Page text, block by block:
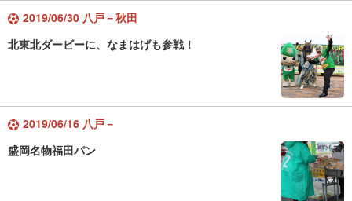
2019/06/30 八戸－秋田
北東北ダービーに、なまはげも参戦！
2019/06/16 八戸－
盛岡名物福田パン